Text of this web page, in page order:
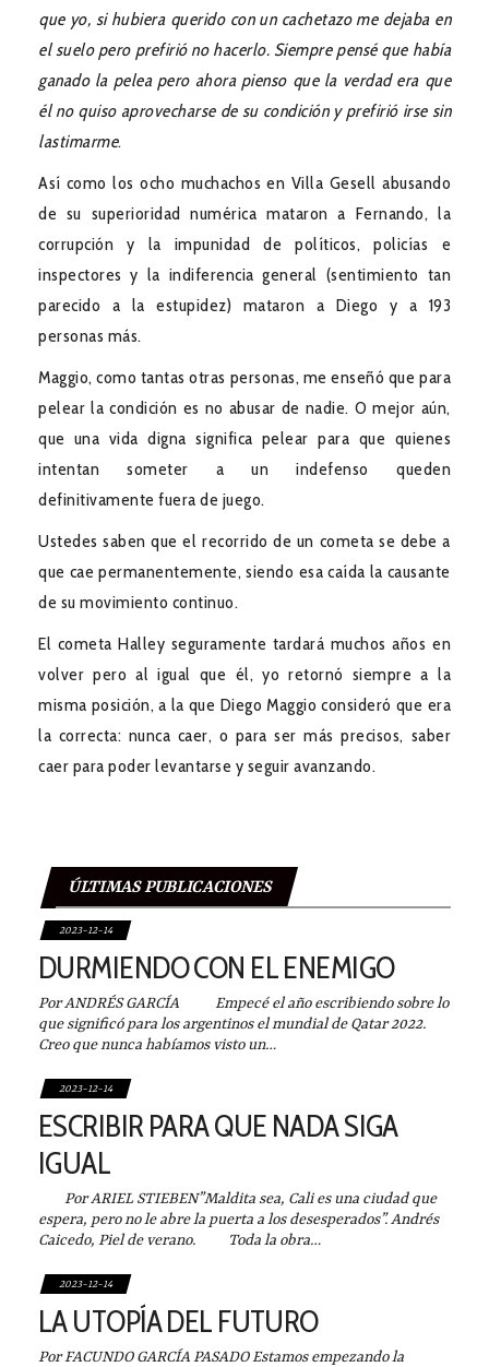
que yo, si hubiera querido con un cachetazo me dejaba en
el suelo pero prefirió no hacerlo. Siempre pensé que había
ganado la pelea pero ahora pienso que la verdad era que
él no quiso aprovecharse de su condición y prefirió irse sin
lastimarme.
Así como los ocho muchachos en Villa Gesell abusando
de su superioridad numérica mataron a Fernando, la
corrupción y la impunidad de políticos, policías e
inspectores y la indiferencia general (sentimiento tan
parecido a la estupidez) mataron a Diego y a 193
personas más.
Maggio, como tantas otras personas, me enseñó que para
pelear la condición es no abusar de nadie. O mejor aún,
que una vida digna significa pelear para que quienes
intentan someter a un indefenso queden
definitivamente fuera de juego.
Ustedes saben que el recorrido de un cometa se debe a
que cae permanentemente, siendo esa caída la causante
de su movimiento continuo.
El cometa Halley seguramente tardará muchos años en
volver pero al igual que él, yo retornó siempre a la
misma posición, a la que Diego Maggio consideró que era
la correcta: nunca caer, o para ser más precisos, saber
caer para poder levantarse y seguir avanzando.
ÚLTIMAS PUBLICACIONES
2023-12-14
DURMIENDO CON EL ENEMIGO
Por ANDRÉS GARCÍA Empecé el año escribiendo sobre lo
que significó para los argentinos el mundial de Qatar 2022.
Creo que nunca habíamos visto un…
2023-12-14
ESCRIBIR PARA QUE NADA SIGA
IGUAL
Por ARIEL STIEBEN”Maldita sea, Cali es una ciudad que
espera, pero no le abre la puerta a los desesperados”. Andrés
Caicedo, Piel de verano. Toda la obra…
2023-12-14
LA UTOPÍA DEL FUTURO
Por FACUNDO GARCÍA PASADO Estamos empezando la